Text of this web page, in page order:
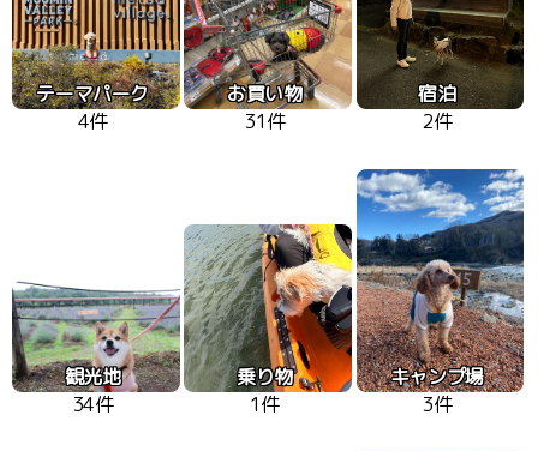
テーマパーク
4件
お買い物
31件
宿泊
2件
観光地
34件
乗り物
1件
キャンプ場
3件